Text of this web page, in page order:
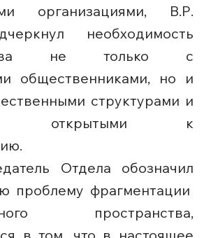
организациями, В.Р.
необходимость
не только с
общественниками, но и
структурами и
открытыми к
Отдела обозначил
проблему фрагментации
пространства,